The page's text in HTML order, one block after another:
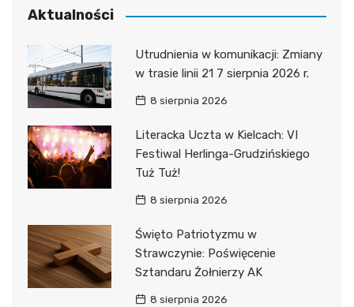
Aktualności
Utrudnienia w komunikacji: Zmiany
w trasie linii 21 7 sierpnia 2026 r.
8 sierpnia 2026
Literacka Uczta w Kielcach: VI
Festiwal Herlinga-Grudzińskiego
Tuż Tuż!
8 sierpnia 2026
Święto Patriotyzmu w
Strawczynie: Poświęcenie
Sztandaru Żołnierzy AK
8 sierpnia 2026